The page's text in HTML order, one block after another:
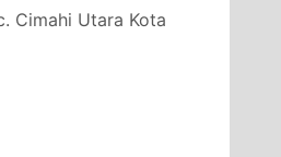
Cimahi Utara Kota